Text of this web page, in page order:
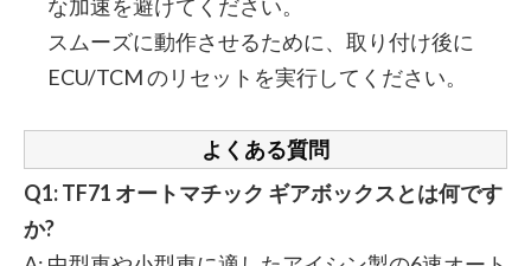
な加速を避けてください。
スムーズに動作させるために、取り付け後に
ECU/TCM のリセットを実行してください。
よくある質問
Q1: TF71 オートマチック ギアボックスとは何です
か?